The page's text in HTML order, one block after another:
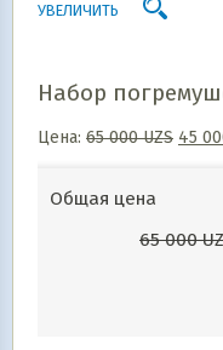
УВЕЛИЧИТЬ
Набор
Цена: 65 000UZS 45
Общая цена
65 000